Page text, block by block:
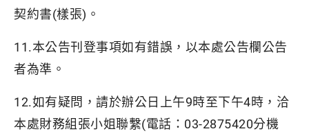
契約書(樣張)。
11.本公告刊登事項如有錯誤，以本處公告欄公告
者為準。
12.如有疑問，請於辦公日上午9時至下午4時，洽
本處財務組張小姐聯繫(電話：03-2875420分機